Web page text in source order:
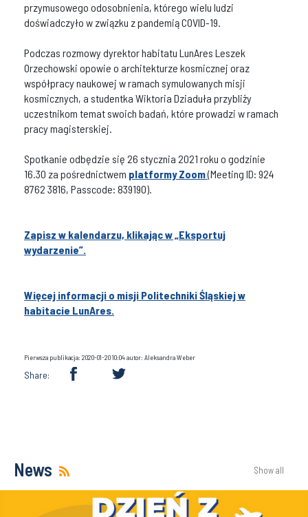
przymusowego odosobnienia, którego wielu ludzi
doświadczyło w związku z pandemią COVID-19.
Podczas rozmowy dyrektor habitatu LunAres Leszek
Orzechowski opowie o architekturze kosmicznej oraz
współpracy naukowej w ramach symulowanych misji
kosmicznych, a studentka Wiktoria Dziaduła przybliży
uczestnikom temat swoich badań, które prowadzi w ramach
pracy magisterskiej.
Spotkanie odbędzie się 26 stycznia 2021 roku o godzinie
16.30 za pośrednictwem platformy Zoom(Meeting ID: 924
8762 3816, Passcode: 839190).
Zapisz w kalendarzu, klikając w „Eksportuj
wydarzenie”.
Więcej informacji o misji Politechniki Śląskiej w
habitacie LunAres.
Pierwsza publikacja: 2020-01-20 10:04 autor: Aleksandra Weber
Share:
News Show all